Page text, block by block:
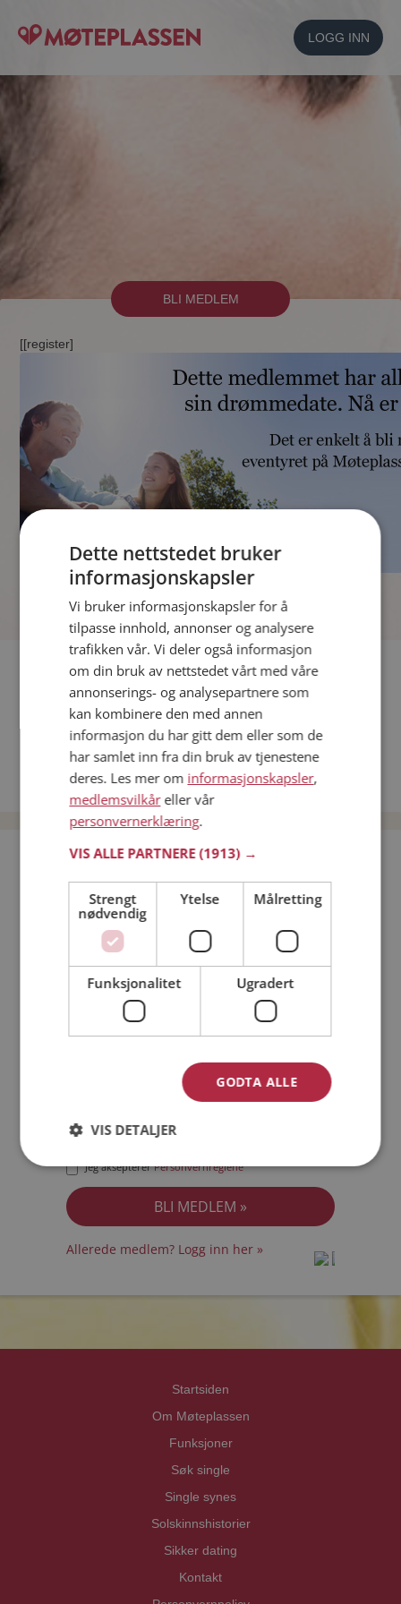
LOGG INN
BLI MEDLEM
[[register]
Fler single
Andre single fra Bergen
Menn fra Bergen
Date kvinner i Norge
Date menn i Norge
Bli medlem gratis!
Jeg er en:
Jeg akseptererPersonvernreglene
Allerede medlem? Logg inn her »
Startsiden
Om Møteplassen
Funksjoner
Søk single
Single synes
Solskinnshistorier
Sikker dating
Kontakt
Dette nettstedet bruker
informasjonskapsler
Vi bruker informasjonskapsler for å
tilpasse innhold, annonser og analysere
trafikken vår. Vi deler også informasjon
om din bruk av nettstedet vårt med våre
annonserings- og analysepartnere som
kan kombinere den med annen
informasjon du har gitt dem eller som de
har samlet inn fra din bruk av tjenestene
deres. Les mer om informasjonskapsler,
medlemsvilkåreller vår
personvernerklæring.
VIS ALLE PARTNERE(1913) →
Strengt
nødvendig
Ytelse Målretting
Funksjonalitet Ugradert
GODTA ALLE
VIS DETALJER